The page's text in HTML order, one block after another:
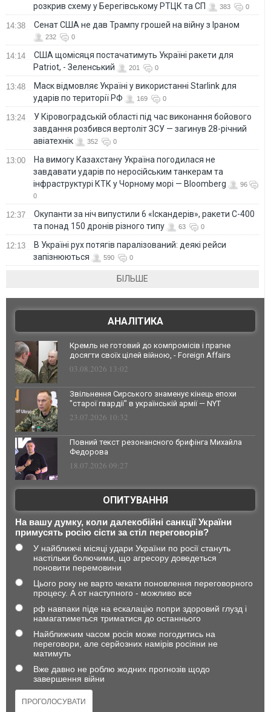
розкрив схему у Берегівському РТЦК та СП 383 0
14:38 Сенат США не дав Трампу грошей на війну з Іраном
232 0
14:14
США щомісяця постачатимуть Україні ракети для
Patriot, - Зеленський
201 0
13:48
Маск відмовляє Україні у використанні Starlink для
ударів по території РФ
169 0
13:24
У Кіровоградській області під час виконання бойового
завдання розбився вертоліт ЗСУ — загинув 28-річний
авіатехнік
352 0
13:00
На вимогу Казахстану Україна погодилася не
завдавати ударів по неросійським танкерам та
інфраструктурі КТК у Чорному морі — Bloomberg
96
0
12:37
Окупанти за ніч випустили 6 «Іскандерів», ракети С-400
та понад 150 дронів різного типу
63 0
12:13
В Україні рух потягів паралізований: деякі рейси
запізнюються
590 0
БІЛЬШЕ
АНАЛІТИКА
Кремль не готовий до компромісів і прагне
досягти своїх цілей війною, - Foreign Affairs
03.08.2026 13:02
Звільнення Сирського знаменує кінець епохи
"старої гвардії" в українській армії — NYT
23.07.2026 10:32
Повний текст резонансного брифінга Михайла
Федорова
18.07.2026 09:27
ОПИТУВАННЯ
На вашу думку, коли далекобійні санкції України
примусять росію сісти за стіл переговорів?
У найближчі місяці удари України по росії стануть
настільки болючими, що агресору доведеться
поновити перемовини
Цього року не варто чекати поновлення переговорного
процесу. А от наступного - можливо все
рф навпаки піде на ескалацію попри здоровий глузд і
намагатиметься триматися до останнього
Найближчим часом росія може погодитись на
переговори, але серйозних намірів росіяни не
матимуть
Вже давно не роблю жодних прогнозів щодо
завершення війни